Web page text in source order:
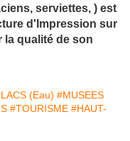
serviettes, ) est
d'Impression sur
la qualité de son
(Eau) #MUSEES
#TOURISME #HAUT-